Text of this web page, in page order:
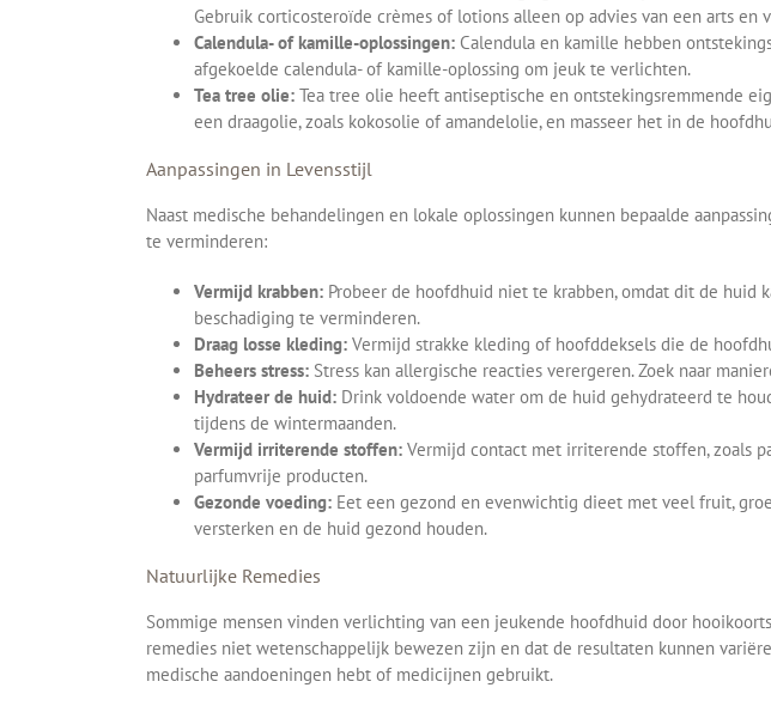
Gebruik corticosteroïde crèmes of lotions alleen op advies van een arts
Calendula- of kamille-oplossingen: Calendula en kamille hebben
afgekoelde calendula- of kamille-oplossing om jeuk te verlichten.
Tea tree olie: Tea tree olie heeft antiseptische en ontstekingsremmende
een draagolie, zoals kokosolie of amandelolie, en masseer het in de
Aanpassingen in Levensstijl
Naast medische behandelingen en lokale oplossingen kunnen bepaalde
te verminderen:
Vermijd krabben: Probeer de hoofdhuid niet te krabben, omdat dit de huid
beschadiging te verminderen.
Draag losse kleding: Vermijd strakke kleding of hoofddeksels die de
Beheers stress: Stress kan allergische reacties verergeren. Zoek naar
Hydrateer de huid: Drink voldoende water om de huid gehydrateerd te
tijdens de wintermaanden.
Vermijd irriterende stoffen: Vermijd contact met irriterende stoffen, zoals
parfumvrije producten.
Gezonde voeding: Eet een gezond en evenwichtig dieet met veel fruit,
versterken en de huid gezond houden.
Natuurlijke Remedies
Sommige mensen vinden verlichting van een jeukende hoofdhuid door
remedies niet wetenschappelijk bewezen zijn en dat de resultaten kunnen
medische aandoeningen hebt of medicijnen gebruikt.